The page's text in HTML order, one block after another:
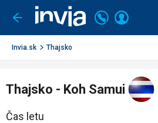
Ísť
späť
Volajte
+421
2
Prihlásiť
Invia.sk Thajsko
Thajsko - Koh Samui
Čas letu